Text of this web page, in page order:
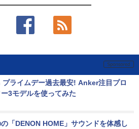
ライムデー過去最安! Anker注目プロ
3モデルを使ってみた
「DENON HOME」サウンドを体感し